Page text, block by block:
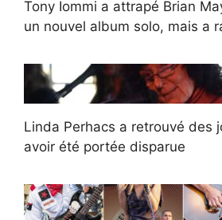
Tony Iommi a attrapé Brian
un nouvel album solo, mais a
Linda Perhacs a retrouvé des
avoir été portée disparue